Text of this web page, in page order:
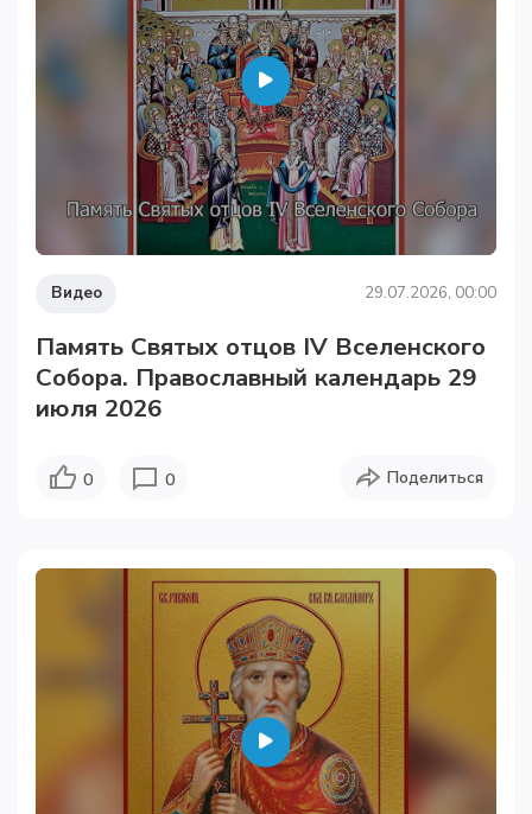
Видео 29.07.2026, 00:00
Память Святых отцов IV Вселенского
Собора. Православный календарь 29
июля 2026
0 0 Поделиться